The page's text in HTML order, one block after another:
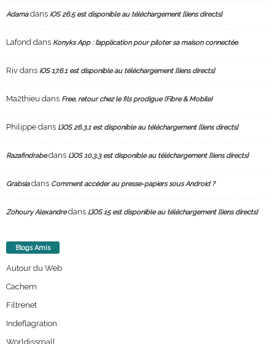
Adamadans iOS 26.5 est disponible au téléchargement [liens directs]
Lafond dans Konyks App : l’application pour piloter sa maison connectée
Riv dans iOS 17.6.1 est disponible au téléchargement [liens directs]
Ma2thieu dans Free, retour chez le fils prodigue (Fibre & Mobile)
Philippe dans L’iOS 26.3.1 est disponible au téléchargement [liens directs]
Razafindrabedans L’iOS 10.3.3 est disponible au téléchargement [liens directs]
Grabsiadans Comment accéder au presse-papiers sous Android ?
Zohoury Alexandredans L’iOS 15 est disponible au téléchargement [liens directs]
Blogs Amis
Autour du Web
Cachem
Filtrenet
Indeflagration
Worldissmall